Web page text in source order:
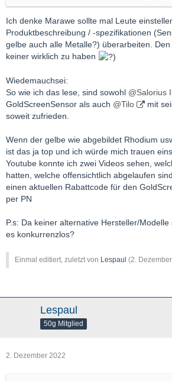
Ich denke Marawe sollte mal Leute
Produktbeschreibung / -spezifikationen
gelbe auch alle Metalle?) überarbeiten.
keiner wirklich zu haben
Wiedemauchsei:
So wie ich das lese, sind sowohl @Salorius
GoldScreenSensor als auch @Tilo
mit
soweit zufrieden.
Wenn der gelbe wie abgebildet Rhodium
ist das ja top und ich würde mich trauen
Youtube konnte ich zwei Videos sehen,
hatten, welche offensichtlich abgelaufen
einen aktuellen Rabattcode für den
per PN
P.s: Da keiner alternative Hersteller/
es konkurrenzlos?
Einmal editiert, zuletzt von Lespaul (2.
Lespaul
50g Mitglied
2. Dezember 2022